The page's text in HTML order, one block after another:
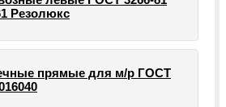
Резолюкс
прямые для м/р ГОСТ